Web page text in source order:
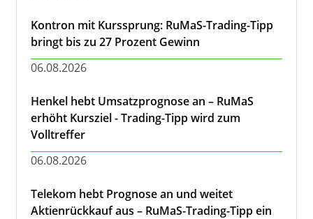
Kontron mit Kurssprung: RuMaS-Trading-Tipp
bringt bis zu 27 Prozent Gewinn
06.08.2026
Henkel hebt Umsatzprognose an – RuMaS
erhöht Kursziel - Trading-Tipp wird zum
Volltreffer
06.08.2026
Telekom hebt Prognose an und weitet
Aktienrückkauf aus – RuMaS-Trading-Tipp ein